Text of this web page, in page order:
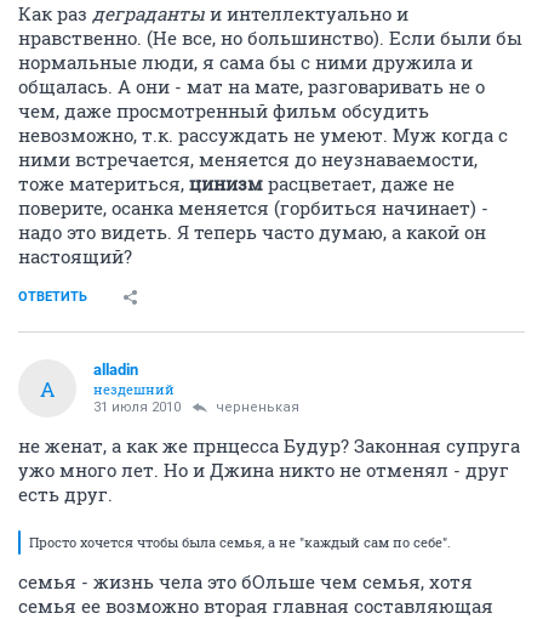
Как раз деграданты и интеллектуально и
нравственно. (Не все, но большинство). Если были бы
нормальные люди, я сама бы с ними дружила и
общалась. А они - мат на мате, разговаривать не о
чем, даже просмотренный фильм обсудить
невозможно, т.к. рассуждать не умеют. Муж когда с
ними встречается, меняется до неузнаваемости,
тоже материться, цинизм расцветает, даже не
поверите, осанка меняется (горбиться начинает) -
надо это видеть. Я теперь часто думаю, а какой он
настоящий?
ОТВЕТИТЬ
A
alladin
нездешний
31 июля 2010 черненькая
не женат, а как же прнцесса Будур? Законная супруга
ужо много лет. Но и Джина никто не отменял - друг
есть друг.
Просто хочется чтобы была семья, а не "каждый сам по себе".
семья - жизнь чела это бОльше чем семья, хотя
семья ее возможно вторая главная составляющая